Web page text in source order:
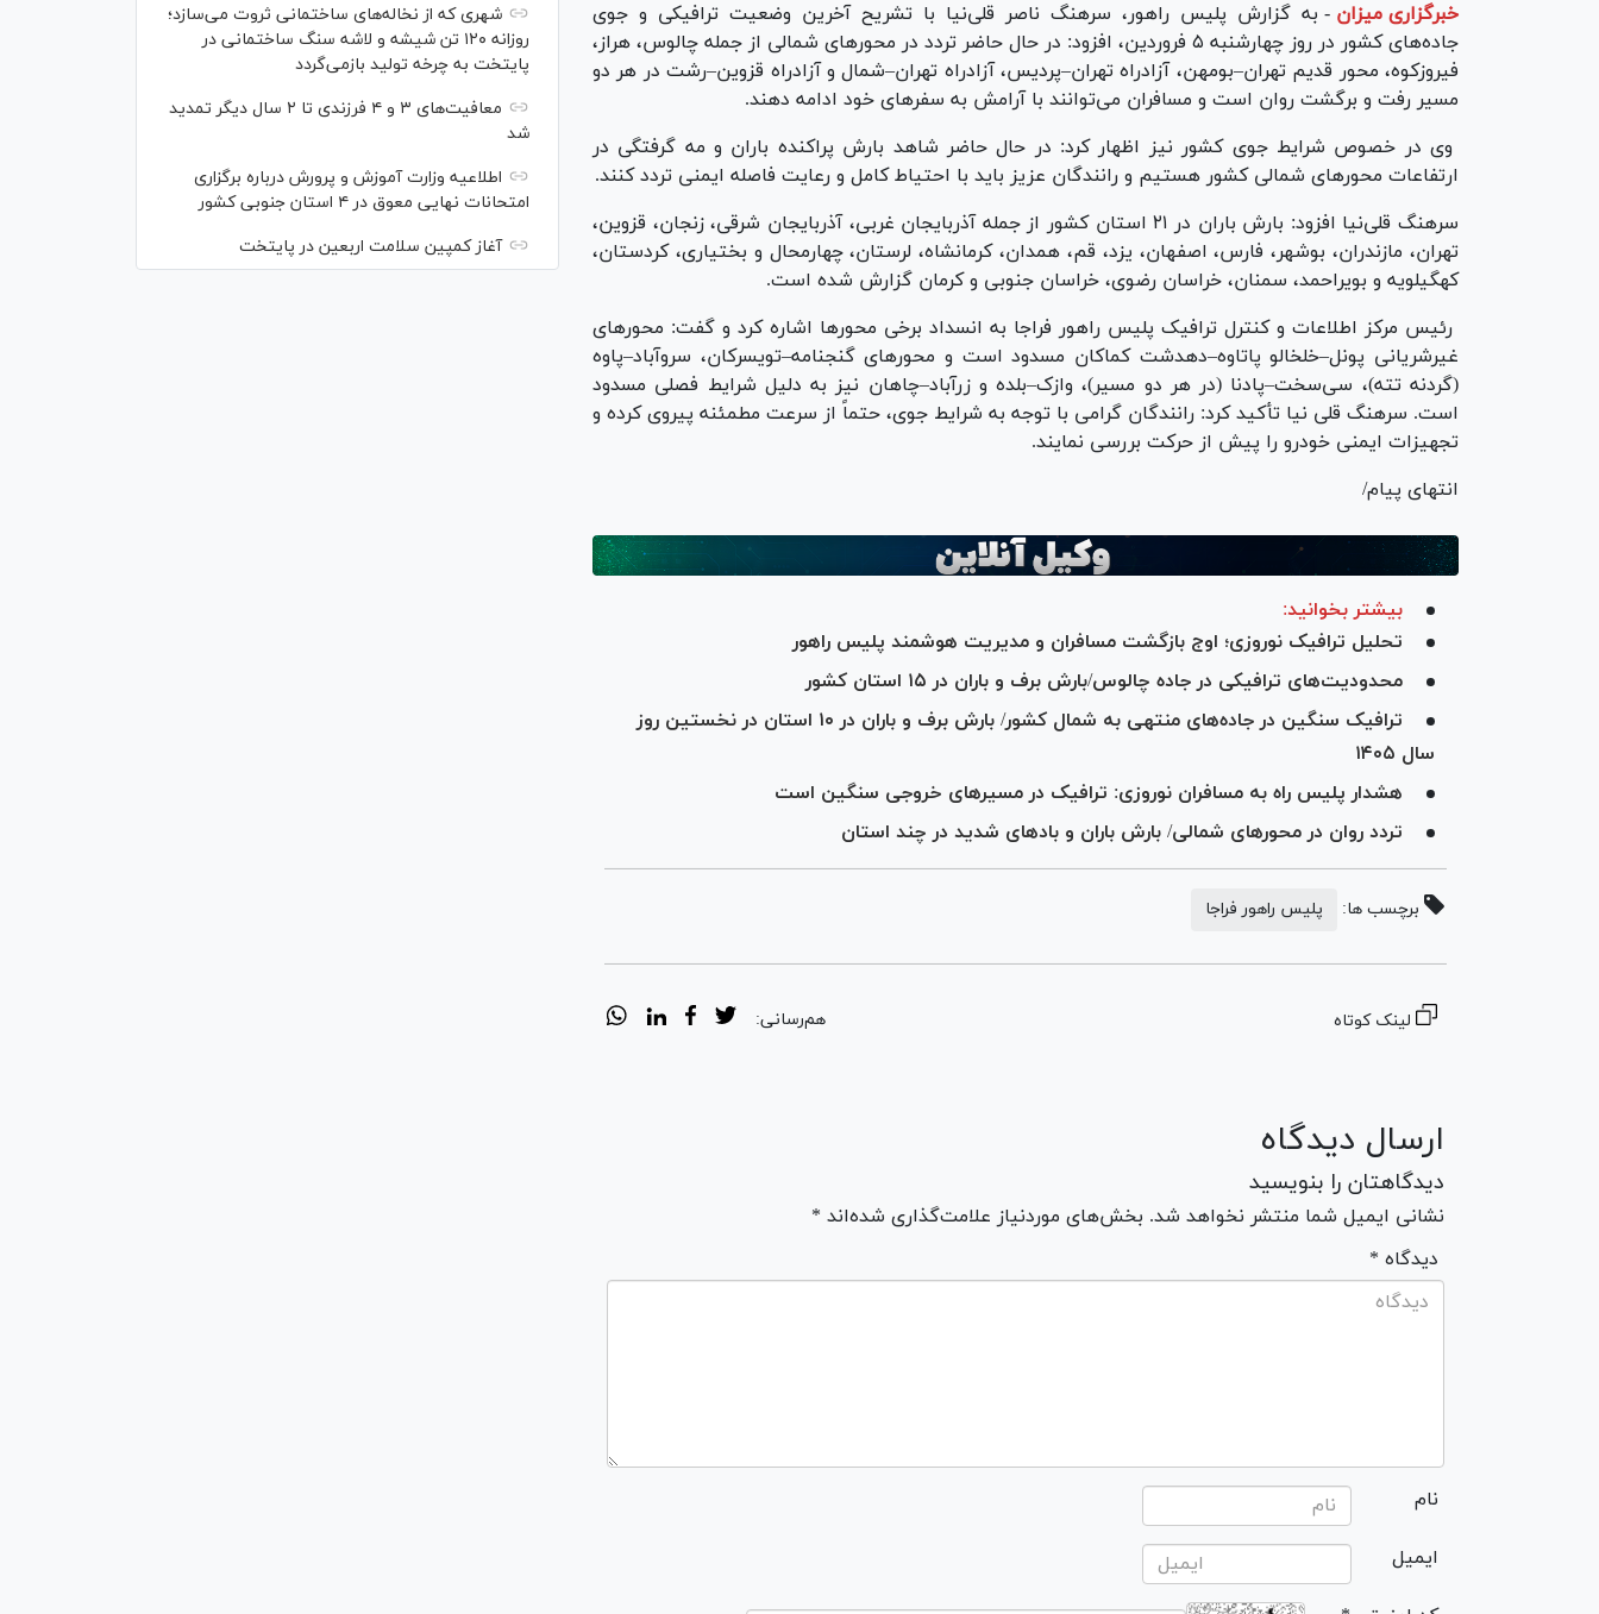
خبرگزاری میزان - به گزارش پلیس راهور، سرهنگ ناصر قلی‌نیا با تشریح آخرین وضعیت ترافیکی و جوی
جاده‌های کشور در روز چهارشنبه ۵ فروردین، افزود: در حال حاضر تردد در محور‌های شمالی از جمله چالوس، هراز،
فیروزکوه، محور قدیم تهران–بومهن، آزادراه تهران–پردیس، آزادراه تهران–شمال و آزادراه قزوین–رشت در هر دو
مسیر رفت و برگشت روان است و مسافران می‌توانند با آرامش به سفر‌های خود ادامه دهند.
وی در خصوص شرایط جوی کشور نیز اظهار کرد: در حال حاضر شاهد بارش پراکنده باران و مه گرفتگی در
ارتفاعات محور‌های شمالی کشور هستیم و رانندگان عزیز باید با احتیاط کامل و رعایت فاصله ایمنی تردد کنند.
سرهنگ قلی‌نیا افزود: بارش باران در ۲۱ استان کشور از جمله آذربایجان غربی، آذربایجان شرقی، زنجان، قزوین،
تهران، مازندران، بوشهر، فارس، اصفهان، یزد، قم، همدان، کرمانشاه، لرستان، چهارمحال و بختیاری، کردستان،
کهگیلویه و بویراحمد، سمنان، خراسان رضوی، خراسان جنوبی و کرمان گزارش شده است.
رئیس مرکز اطلاعات و کنترل ترافیک پلیس راهور فراجا به انسداد برخی محور‌ها اشاره کرد و گفت: محور‌های
غیرشریانی پونل–خلخالو پاتاوه–دهدشت کماکان مسدود است و محور‌های گنجنامه–تویسرکان، سروآباد–پاوه
(گردنه تته)، سی‌سخت–پادنا (در هر دو مسیر)، وازک–بلده و زرآباد–چاهان نیز به دلیل شرایط فصلی مسدود
است. سرهنگ قلی نیا تأکید کرد: رانندگان گرامی با توجه به شرایط جوی، حتماً از سرعت مطمئنه پیروی کرده و
تجهیزات ایمنی خودرو را پیش از حرکت بررسی نمایند.
انتهای پیام/
بیشتر بخوانید:
تحلیل ترافیک نوروزی؛ اوج بازگشت مسافران و مدیریت هوشمند پلیس راهور
محدودیت‌های ترافیکی در جاده چالوس/بارش برف و باران در ۱۵ استان کشور
ترافیک سنگین در جاده‌های منتهی به شمال کشور/ بارش برف و باران در ۱۰ استان در نخستین روز
سال ۱۴۰۵
هشدار پلیس راه به مسافران نوروزی: ترافیک در مسیرهای خروجی سنگین است
تردد روان در محورهای شمالی/ بارش باران و بادهای شدید در چند استان
برچسب ها: پلیس راهور فراجا
لینک کوتاه هم‌رسانی:
ارسال دیدگاه
دیدگاهتان را بنویسید
نشانی ایمیل شما منتشر نخواهد شد. بخش‌های موردنیاز علامت‌گذاری شده‌اند *
* دیدگاه
نام
ایمیل
شهری که از نخاله‌های ساختمانی ثروت می‌سازد؛
روزانه ۱۲۰ تن شیشه و لاشه سنگ ساختمانی در
پایتخت به چرخه تولید بازمی‌گردد
معافیت‌های ۳ و ۴ فرزندی تا ۲ سال دیگر تمدید
شد
اطلاعیه وزارت آموزش و پرورش درباره برگزاری
امتحانات نهایی معوق در ۴ استان جنوبی کشور
آغاز کمپین سلامت اربعین در پایتخت